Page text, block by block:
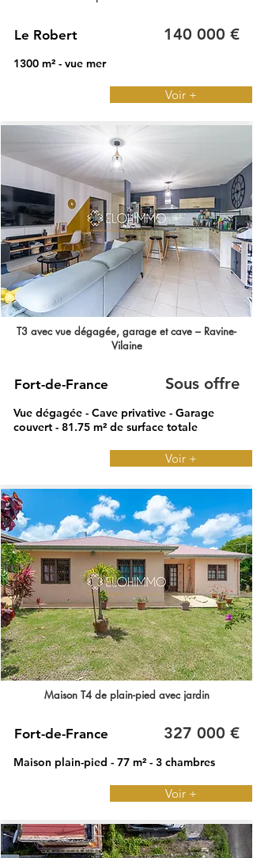
Le Robert 140 000 €
1300 m² - vue mer
Voir +
T3 avec vue dégagée, garage et cave – Ravine-
Vilaine
Fort-de-France Sous offre
Vue dégagée - Cave privative - Garage
couvert - 81.75 m² de surface totale
Voir +
Maison T4 de plain-pied avec jardin
Fort-de-France 327 000 €
Maison plain-pied - 77 m² - 3 chambres
Voir +